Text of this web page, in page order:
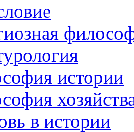
истории
в истории